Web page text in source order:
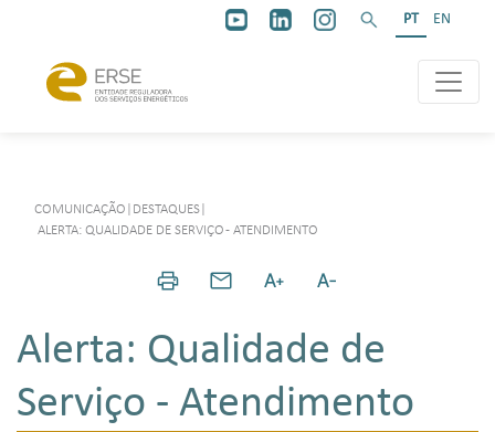
PT EN
COMUNICAÇÃO DESTAQUES
ALERTA: QUALIDADE DE SERVIÇO - ATENDIMENTO
Alerta: Qualidade de
Serviço - Atendimento